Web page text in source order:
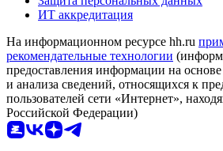
ИТ аккредитация
На информационном ресурсе hh.ru
рекомендательные технологии
предоставления информации на основе
и анализа сведений, относящихся к
пользователей сети «Интернет»,
Российской Федерации)